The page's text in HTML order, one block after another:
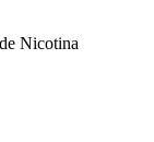
Nicotina